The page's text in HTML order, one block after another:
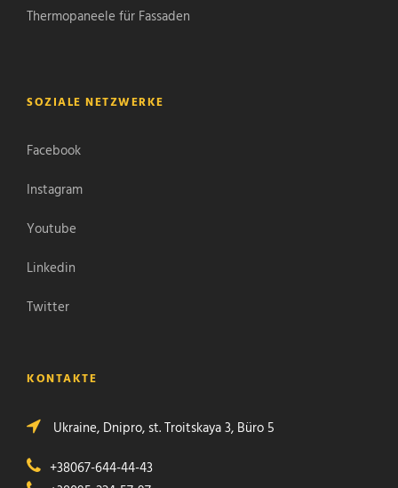
Thermopaneele für Fassaden
SOZIALE NETZWERKE
Facebook
Instagram
Youtube
Linkedin
Twitter
KONTAKTE
Ukraine, Dnipro, st. Troitskaya 3, Büro 5
+38067-644-44-43